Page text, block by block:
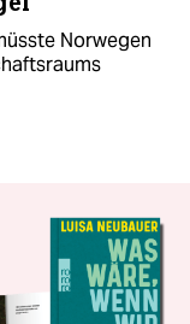
Norwegen